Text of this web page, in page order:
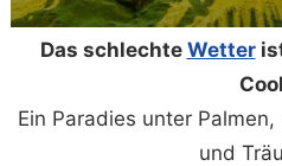
Das schlechte Wetter
Ein Paradies unter
und